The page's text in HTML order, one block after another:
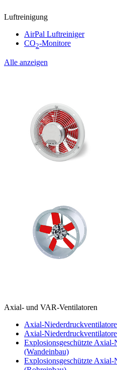
Luftreinigung
AirPal Luftreiniger
CO2-Monitore
Alle anzeigen
Axial- und VAR-Ventilatoren
Axial-
Axial-
Explosionsgeschützte
(Wandeinbau)
Explosionsgeschützte